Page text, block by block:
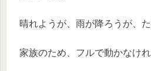
晴れようが、雨が降ろうが、
家族のため、フルで動かなけれ